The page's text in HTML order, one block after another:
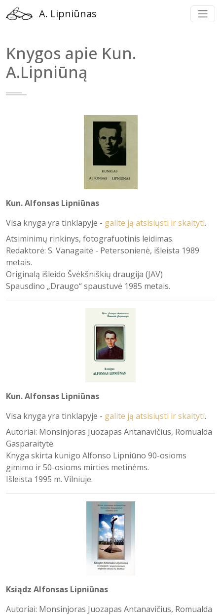
A. Lipniūnas
Knygos apie Kun.
A.Lipniūną
Kun. Alfonsas Lipniūnas
Visa knyga yra tinklapyje - galite ją atsisiųsti ir skaityti.
Atsiminimų rinkinys, fotografuotinis leidimas.
Redaktorė: S. Vanagaitė - Petersonienė, išleista 1989
metais.
Originalą išleido Švėkšniškių draugija (JAV)
Spausdino „Draugo“ spaustuvė 1985 metais.
Kun. Alfonsas Lipniūnas
Visa knyga yra tinklapyje - galite ją atsisiųsti ir skaityti.
Autoriai: Monsinjoras Juozapas Antanavičius, Romualda
Gasparaitytė.
Knyga skirta kunigo Alfonso Lipniūno 90-osioms
gimimo ir 50-osioms mirties metinėms.
Išleista 1995 m. Vilniuje.
Ksiądz Alfonsas Lipniūnas
Autoriai: Monsinjoras Juozapas Antanavičius, Romualda